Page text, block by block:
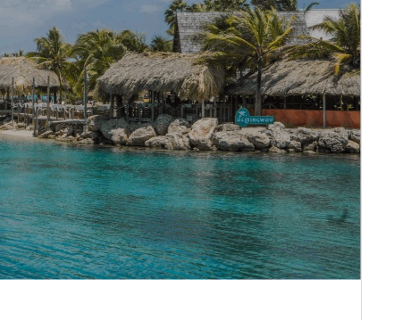
PHP आवृत्ती
7.2
थीम मुख्यपृष्ठ